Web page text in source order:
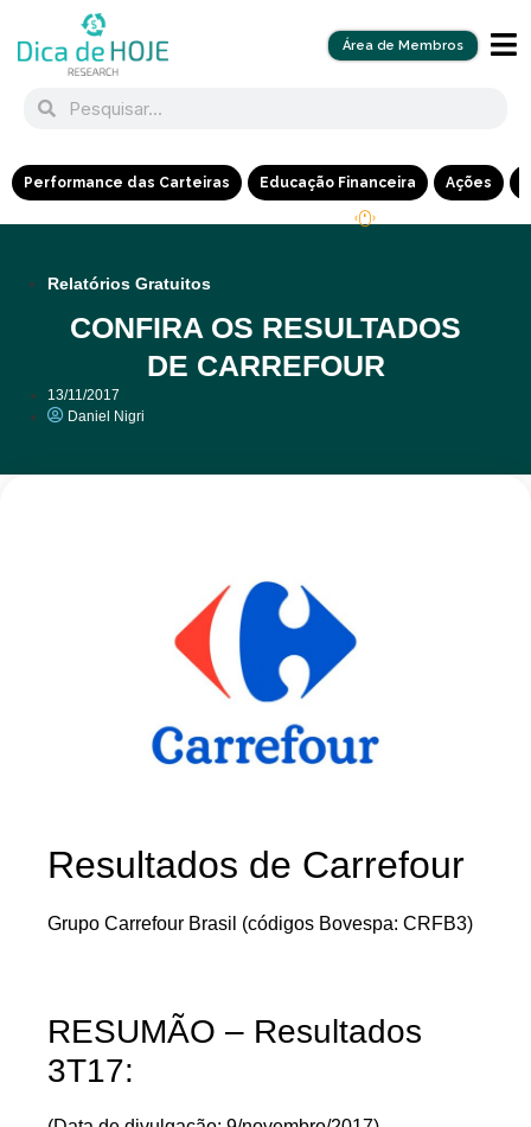
Área de Membros
Performance das Carteiras Educação Financeira Ações
Relatórios Gratuitos
CONFIRA OS RESULTADOS
DE CARREFOUR
13/11/2017
Daniel Nigri
Resultados de Carrefour
Grupo Carrefour Brasil (códigos Bovespa: CRFB3)
RESUMÃO – Resultados
3T17: